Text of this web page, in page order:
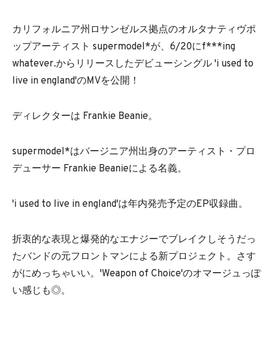
カリフォルニア州ロサンゼルス拠点のオルタナティヴポ
ップアーティスト supermodel*が、6/20にf***ing
whatever.からリリースしたデビューシングル 'i used to
live in england'のMVを公開！
ディレクターは Frankie Beanie。
supermodel*はバージニア州出身のアーティスト・プロ
デューサー Frankie Beanieによる名義。
'i used to live in england'は年内発売予定のEP収録曲。
折衷的な表現と爆発的なエナジーでブレイクしそうだっ
たバンドの元フロントマンによる新プロジェクト。さす
がにめっちゃいい。'Weapon of Choice'のオマージュっぽ
い感じも◎。